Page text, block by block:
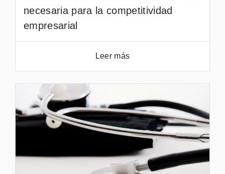
necesaria para la competitividad
empresarial
Leer más